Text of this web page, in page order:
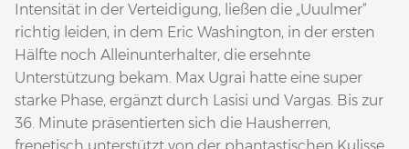
Intensität in der Verteidigung, ließen die „Uuulmer“
richtig leiden, in dem Eric Washington, in der ersten
Hälfte noch Alleinunterhalter, die ersehnte
Unterstützung bekam. Max Ugrai hatte eine super
starke Phase, ergänzt durch Lasisi und Vargas. Bis zur
36. Minute präsentierten sich die Hausherren,